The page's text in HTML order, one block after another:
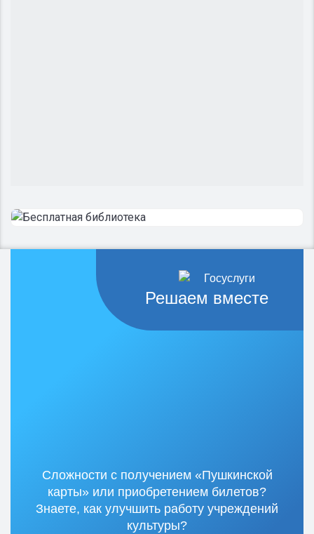
Решаем вместе
Сложности с получением «Пушкинской
карты» или приобретением билетов?
Знаете, как улучшить работу учреждений
культуры?